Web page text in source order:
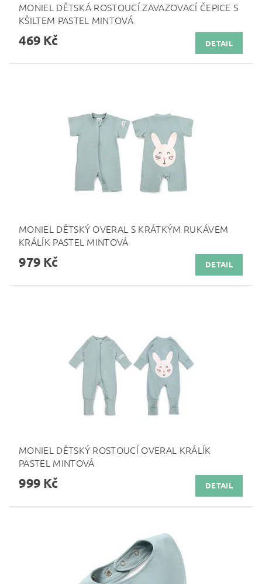
MONIEL DĚTSKÁ ROSTOUCÍ ZAVAZOVACÍ ČEPICE S
KŠILTEM PASTEL MINTOVÁ
469 Kč DETAIL
MONIEL DĚTSKÝ OVERAL S KRÁTKÝM RUKÁVEM
KRÁLÍK PASTEL MINTOVÁ
979 Kč DETAIL
MONIEL DĚTSKÝ ROSTOUCÍ OVERAL KRÁLÍK
PASTEL MINTOVÁ
999 Kč DETAIL